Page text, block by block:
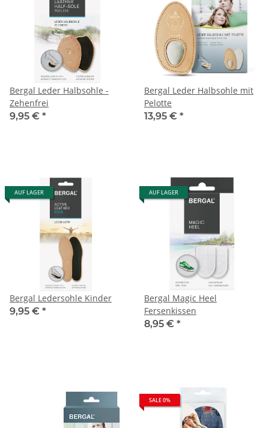
Bergal Leder Halbsohle -
Zehenfrei
9,95 € *
Bergal Leder Halbsohle mit
Pelotte
13,95 € *
AUF LAGER
Bergal Ledersohle Kinder
9,95 € *
AUF LAGER
Bergal Magic Heel
Fersenkissen
8,95 € *
SALE 0%